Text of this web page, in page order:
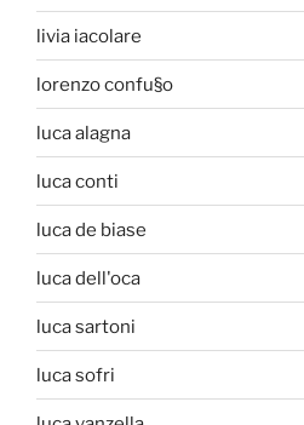
livia iacolare
lorenzo confu§o
luca alagna
luca conti
luca de biase
luca dell'oca
luca sartoni
luca sofri